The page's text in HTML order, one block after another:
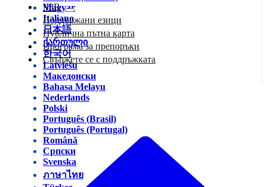
Magyar
Italiano
日本語
ქართული
한국어
Latviešu
Македонски
Bahasa Melayu
Nederlands
Polski
Português (Brasil)
Português (Portugal)
Română
Српски
Svenska
ภาษาไทย
ЧЗВ
Поддържани езици
Публична пътна карта
Програма за препоръки
Свържете се с поддръжката